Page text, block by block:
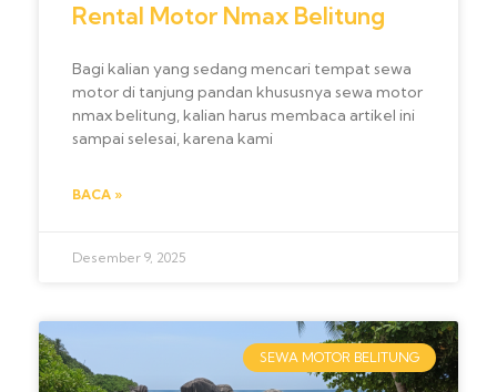
Rental Motor Nmax Belitung
Bagi kalian yang sedang mencari tempat sewa
motor di tanjung pandan khususnya sewa motor
nmax belitung, kalian harus membaca artikel ini
sampai selesai, karena kami
BACA »
Desember 9, 2025
SEWA MOTOR BELITUNG